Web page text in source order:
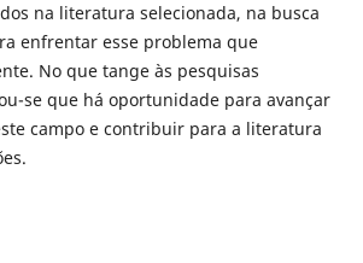
na literatura selecionada, na busca
enfrentar esse problema que
No que tange às pesquisas
se que há oportunidade para avançar
campo e contribuir para a literatura